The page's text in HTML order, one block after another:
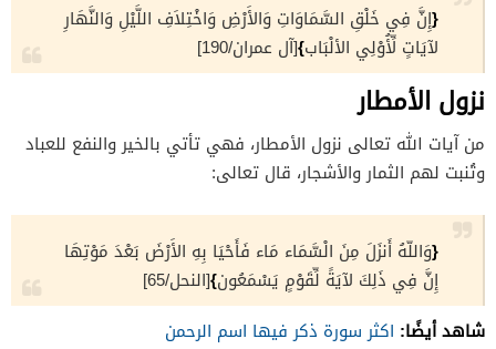
{إِنَّ فِي خَلْقِ السَّمَاوَاتِ وَالأَرْضِ وَاخْتِلاَفِ اللَّيْلِ وَالنَّهَارِ
لآيَاتٍ لِّأُوْلِي الألْبَاب}[آل عمران/190]
نزول الأمطار
من آيات الله تعالى نزول الأمطار، فهي تأتي بالخير والنفع للعباد
وتُنبت لهم الثمار والأشجار، قال تعالى:
{وَاللّهُ أَنزَلَ مِنَ الْسَّمَاء مَاء فَأَحْيَا بِهِ الأَرْضَ بَعْدَ مَوْتِهَا
إِنَّ فِي ذَلِكَ لآيَةً لِّقَوْمٍ يَسْمَعُون}[النحل/65]
شاهد أيضًا: اكثر سورة ذكر فيها اسم الرحمن